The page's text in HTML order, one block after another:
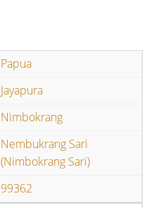
Papua
Jayapura
Nimbokrang
Nembukrang Sari
(Nimbokrang Sari)
99362